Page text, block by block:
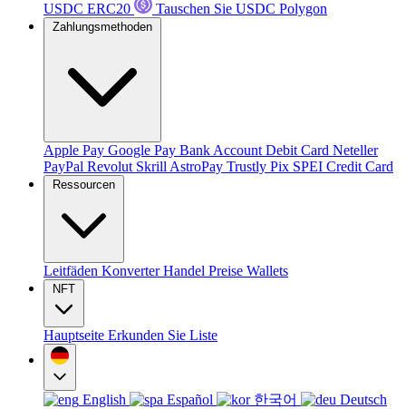
USDC ERC20
Tauschen Sie USDC Polygon
Zahlungsmethoden
Apple Pay Google Pay Bank Account Debit Card Neteller
PayPal Revolut Skrill AstroPay Trustly Pix SPEI Credit Card
Ressourcen
Leitfäden KonverterHandel Preise Wallets
NFT
Hauptseite Erkunden Sie Liste
English Español 한국어
Deutsch